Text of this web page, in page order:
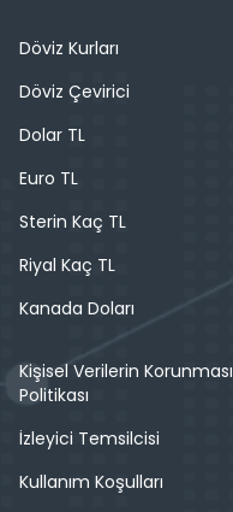
Döviz Kurları
Döviz Çevirici
Dolar TL
Euro TL
Sterin Kaç TL
Riyal Kaç TL
Kanada Doları
Kişisel Verilerin Korunması
Politikası
İzleyici Temsilcisi
Kullanım Koşulları